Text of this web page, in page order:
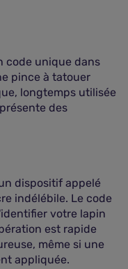
code unique dans
pince à tatouer
longtemps utilisée
des
dispositif appelé
indélébile. Le code
votre lapin
est rapide
même si une
appliquée.